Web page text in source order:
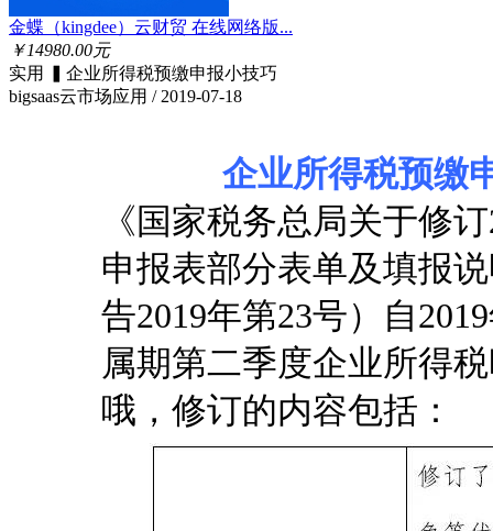
金蝶（kingdee）云财贸 在线网络版...
￥14980.00元
实用 ▍企业所得税预缴申报小技巧
bigsaas云市场应用 / 2019-07-18
企业所得税预缴
《国家税务总局关于修
申报表部分表单及填报
告2019年第23号）自
属期第二季度企业所得
哦，修订的内容包括：